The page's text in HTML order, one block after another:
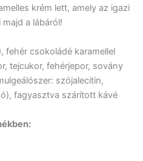
krém lett, amely az igazi
a lábáról!
fehér csokoládé karamellel
tejcukor, fehérjepor, sovány
szójalecitin,
fagyasztva szárított kávé